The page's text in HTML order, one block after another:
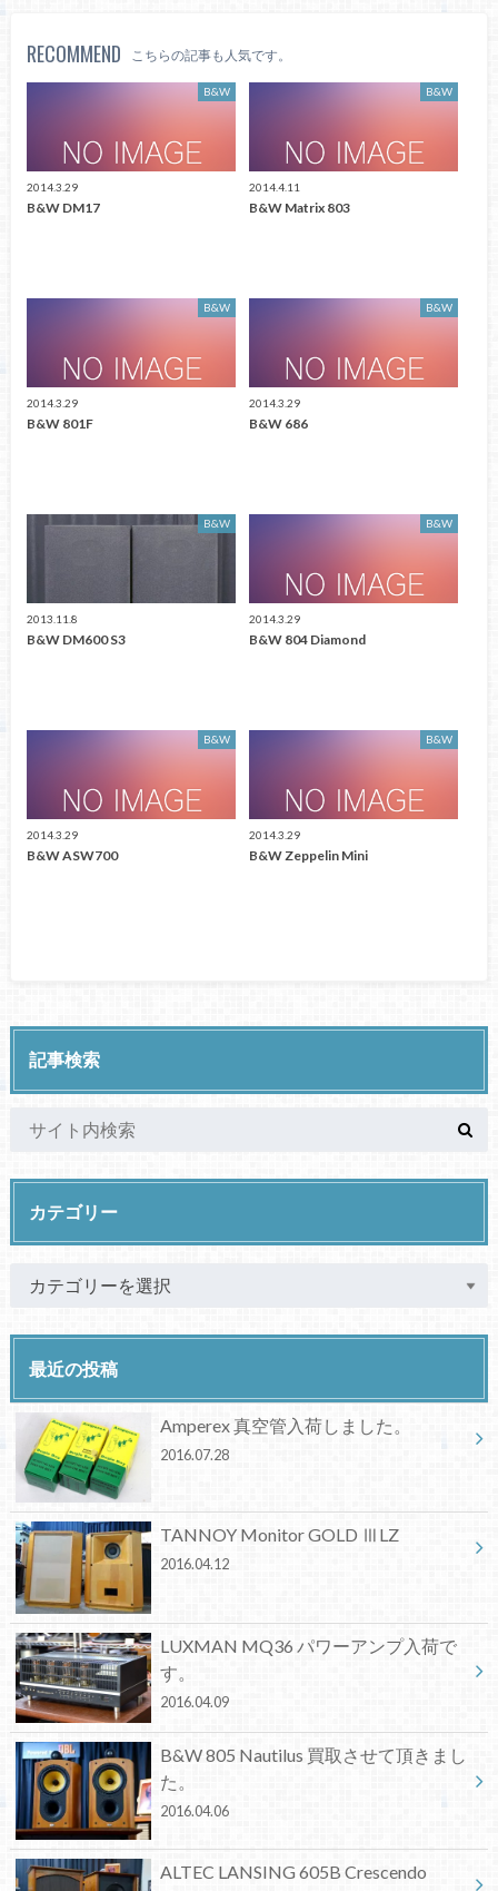
RECOMMEND こちらの記事も人気です。
B&W
2014.3.29
B&W DM17
B&W
2014.4.11
B&W Matrix 803
B&W
2014.3.29
B&W 801F
B&W
2014.3.29
B&W 686
B&W
2013.11.8
B&W DM600 S3
B&W
2014.3.29
B&W 804 Diamond
B&W
2014.3.29
B&W ASW700
B&W
2014.3.29
B&W Zeppelin Mini
記事検索
カテゴリー
最近の投稿
Amperex 真空管入荷しました。
2016.07.28
TANNOY Monitor GOLD ⅢLZ
2016.04.12
LUXMAN MQ36 パワーアンプ入荷で
す。
2016.04.09
B&W 805 Nautilus 買取させて頂きまし
た。
2016.04.06
ALTEC LANSING 605B Crescendo